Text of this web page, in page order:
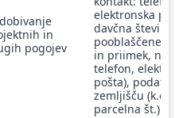
in
pogojev
elektronska
davčna
pooblaščenec
in priimek,
telefon,
pošta), podatki
zemljišču (k.o.,
parcelna št.)